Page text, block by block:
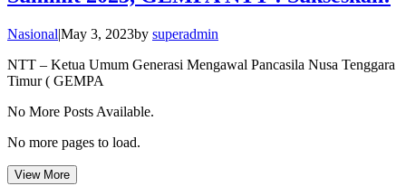
Nasional|May 3, 2023by superadmin
NTT – Ketua Umum Generasi Mengawal Pancasila Nusa Tenggara
Timur ( GEMPA
No More Posts Available.
No more pages to load.
View More